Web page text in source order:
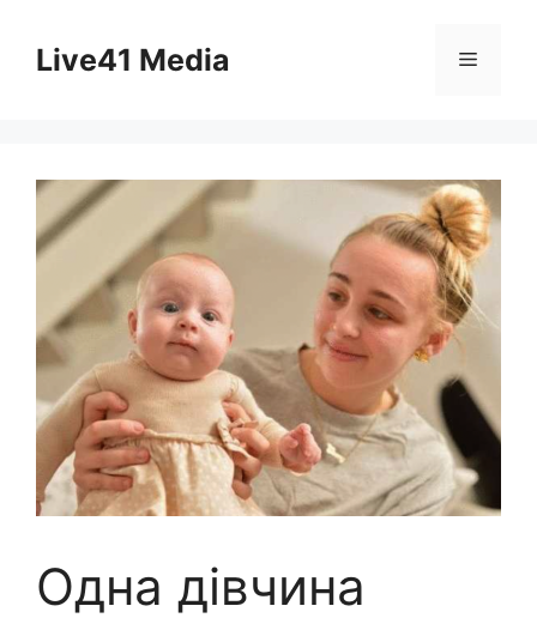
contentLive41 Media Menu
Одна дівчина